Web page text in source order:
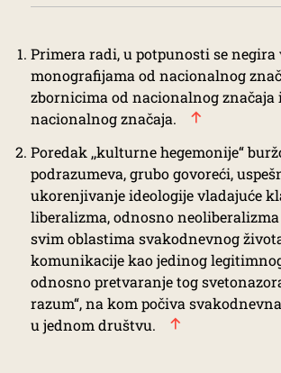
Primera radi, u potpunosti se negira
monografijama od nacionalnog
zbornicima od nacionalnog značaja
nacionalnog značaja.
Poredak ,,kulturne hegemonije“
podrazumeva, grubo govoreći,
ukorenjivanje ideologije vladajuće
liberalizma, odnosno
svim oblastima svakodnevnog
komunikacije kao jedinog
odnosno pretvaranje tog
razum“, na kom počiva
u jednom društvu.